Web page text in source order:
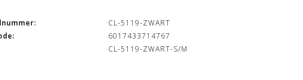
CL-5119-ZWART
6017433714767
CL-5119-ZWART-S/M